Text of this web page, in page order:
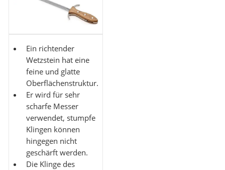
Ein richtender
Wetzstein hat eine
feine und glatte
Oberflächenstruktur.
Er wird für sehr
scharfe Messer
verwendet, stumpfe
Klingen können
hingegen nicht
geschärft werden.
Die Klinge des